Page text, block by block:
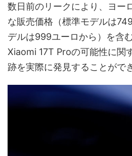
数日前のリークにより、ヨー
な販売価格（標準モデルは
デルは999ユーロから）を含
Xiaomi 17T Proの可能性に関
跡を実際に発見することがで